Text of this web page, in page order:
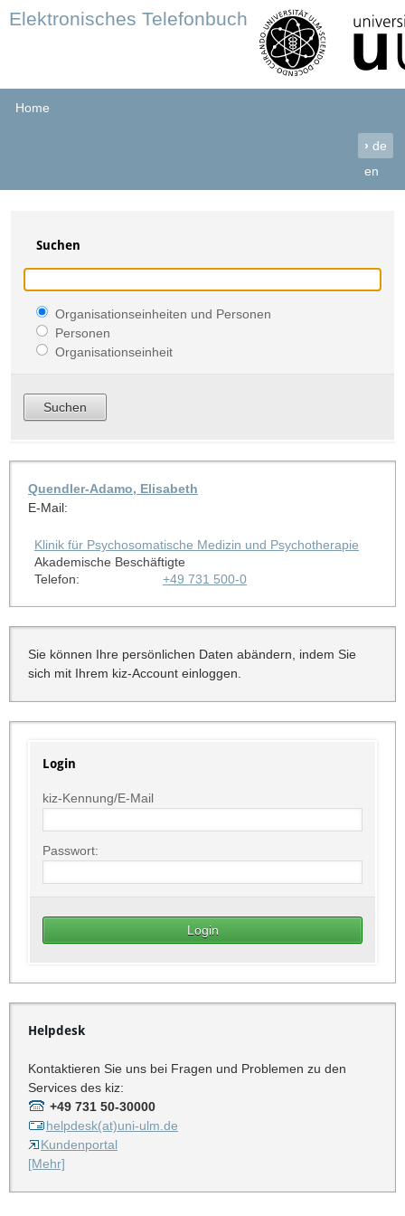
Elektronisches Telefonbuch
Home
› de
en
Suchen
Organisationseinheiten und Personen
Personen
Organisationseinheit
Quendler-Adamo, Elisabeth
E-Mail:
Klinik für Psychosomatische Medizin und Psychotherapie
Akademische Beschäftigte
Telefon:
+49 731 500-0
Sie können Ihre persönlichen Daten abändern, indem Sie
sich mit Ihrem kiz-Account einloggen.
Login
kiz-Kennung/E-Mail
Passwort:
Helpdesk
Kontaktieren Sie uns bei Fragen und Problemen zu den
Services des kiz:
+49 731 50-30000
helpdesk(at)uni-ulm.de
Kundenportal
[Mehr]